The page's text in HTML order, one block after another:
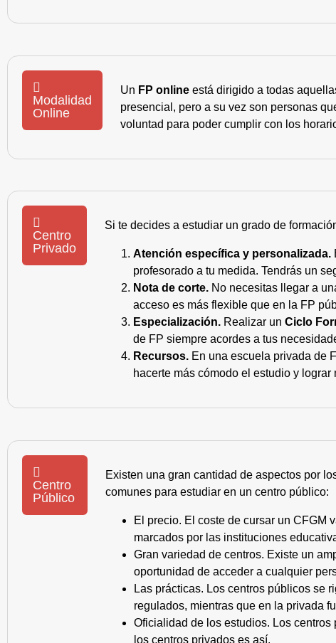
Modalidad
Online
Un FP online está dirigido a todas
presencial, pero a su vez son personas
voluntad para poder cumplir con los
Centro
Privado
Si te decides a estudiar un grado de
Atención específica y personalizada.
profesorado a tu medida. Tendrás un
Nota de corte. No necesitas llegar a
acceso es más flexible que en la FP
Especialización. Realizar un Ciclo
de FP siempre acordes a tus
Recursos. En una escuela privada de
hacerte más cómodo el estudio y lograr
Centro
Público
Existen una gran cantidad de aspectos por
comunes para estudiar en un centro público:
El precio. El coste de cursar un CFGM
marcados por las instituciones
Gran variedad de centros. Existe un
oportunidad de acceder a cualquier
Las prácticas. Los centros públicos se
regulados, mientras que en la privada
Oficialidad de los estudios. Los
los centros privados es así.